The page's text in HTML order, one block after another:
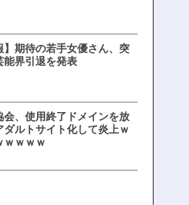
】期待の若手女優さん、突
能界引退を発表
会、使用終了ドメインを放
ルトサイト化して炎上ｗ
ｗｗｗｗ
母親「息子の借りた本が心
真をSNS投稿→司書らから
元TOKIO山口達也、家賃3.4
の新居を公開ｗｗｗｗｗｗ